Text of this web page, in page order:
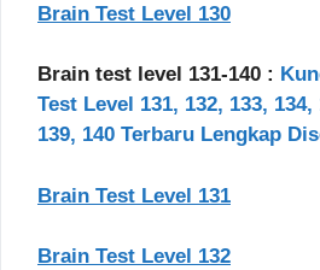
Brain Test Level 130
Brain test level 131-140 :
Test Level 131, 132, 133, 134,
139, 140 Terbaru Lengkap
Brain Test Level 131
Brain Test Level 132